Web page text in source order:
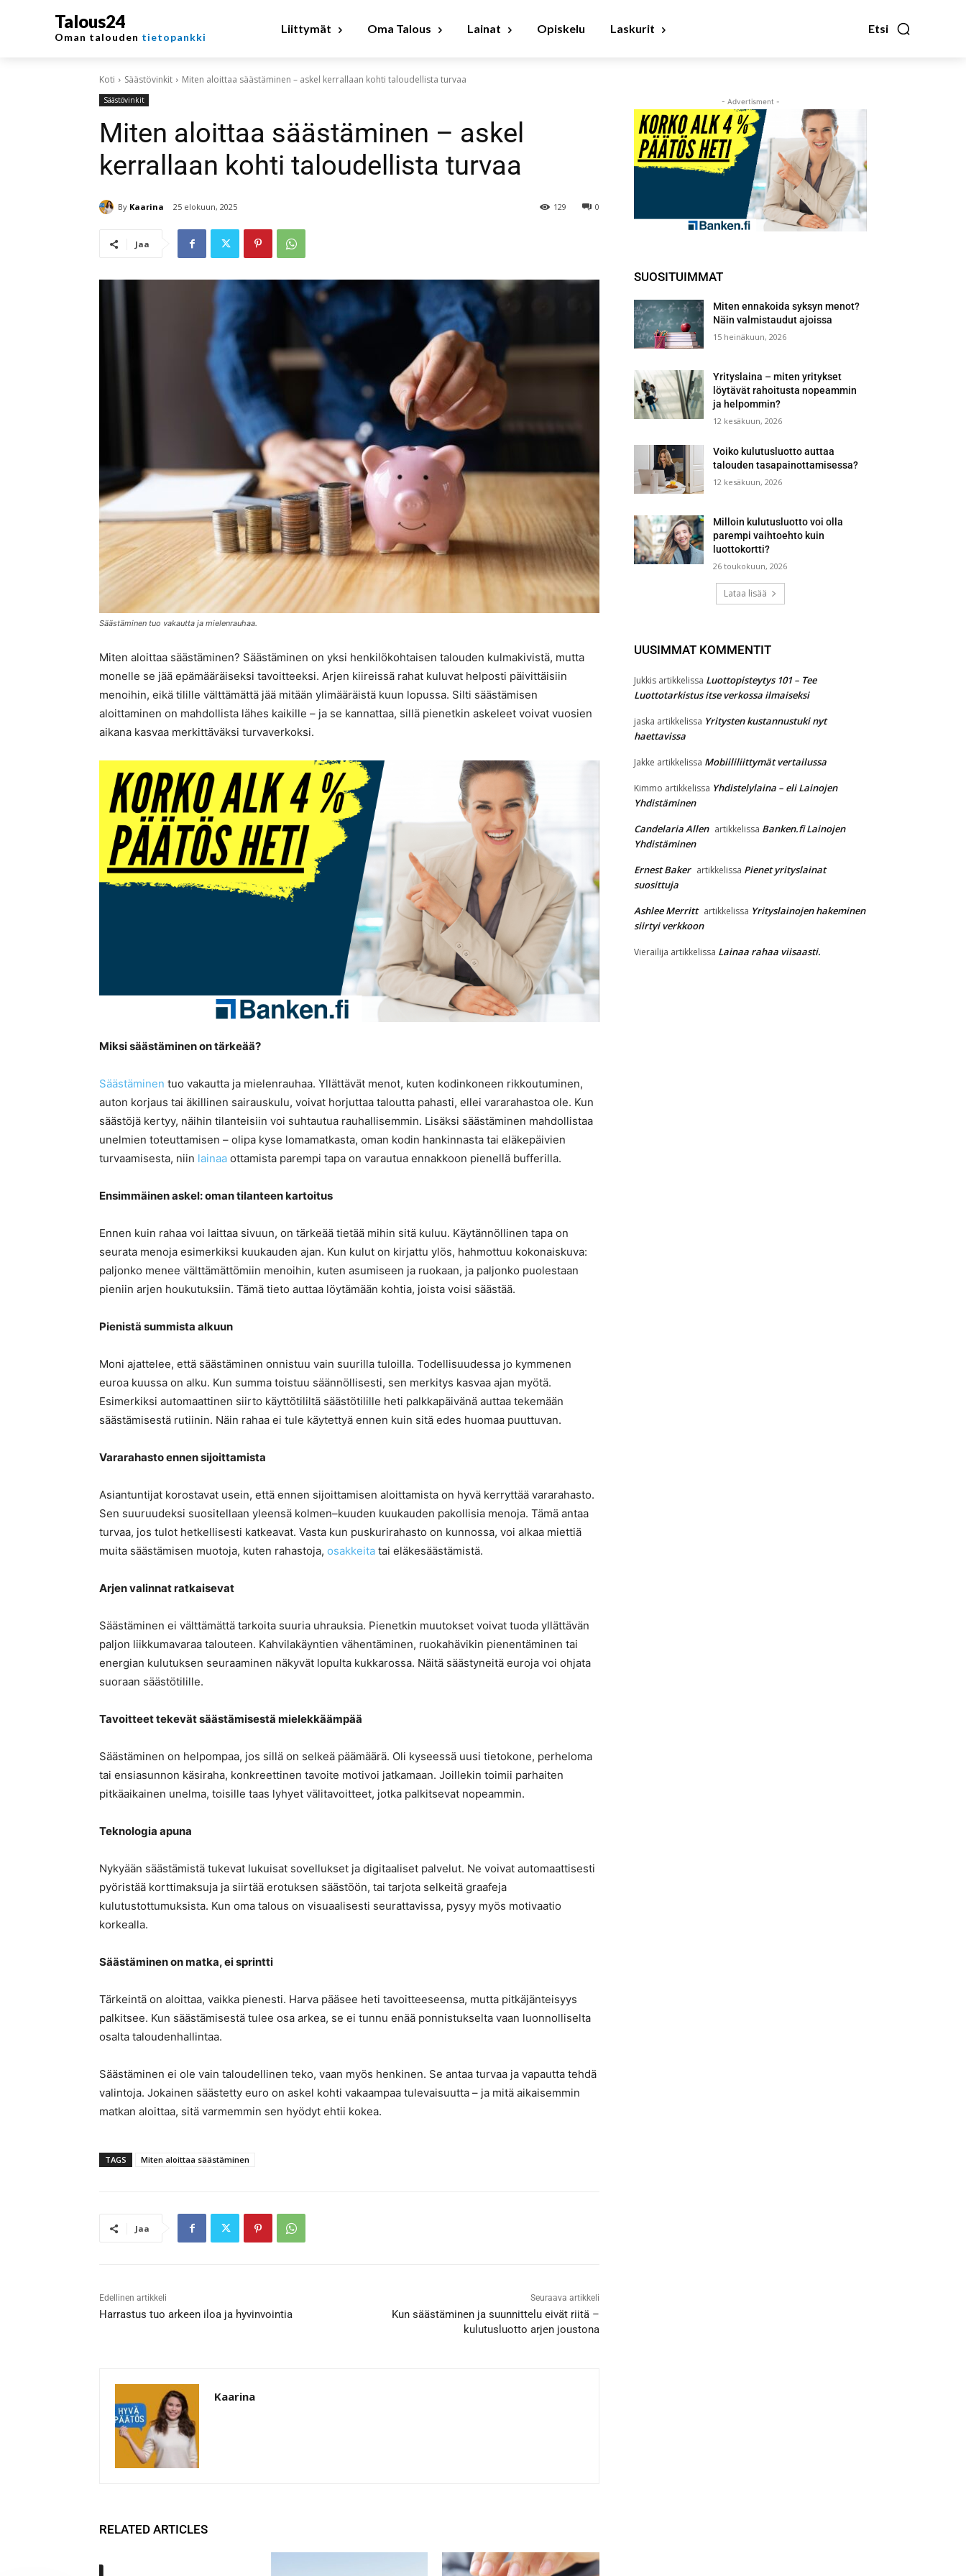
Talous24
Oman talouden tietopankki
Etsi
Liittymät Oma Talous Lainat Opiskelu Laskurit
Koti Säästövinkit Miten aloittaa säästäminen – askel kerrallaan kohti taloudellista turvaa
Säästövinkit
Miten aloittaa säästäminen – askel
kerrallaan kohti taloudellista turvaa
By Kaarina 25 elokuun, 2025 0
129
Jaa
Säästäminen tuo vakautta ja mielenrauhaa.
Miten aloittaa säästäminen? Säästäminen on yksi henkilökohtaisen talouden kulmakivistä, mutta
monelle se jää epämääräiseksi tavoitteeksi. Arjen kiireissä rahat kuluvat helposti päivittäisiin
menoihin, eikä tilille välttämättä jää mitään ylimääräistä kuun lopussa. Silti säästämisen
aloittaminen on mahdollista lähes kaikille – ja se kannattaa, sillä pienetkin askeleet voivat vuosien
aikana kasvaa merkittäväksi turvaverkoksi.
Miksi säästäminen on tärkeää?
Säästäminen tuo vakautta ja mielenrauhaa. Yllättävät menot, kuten kodinkoneen rikkoutuminen,
auton korjaus tai äkillinen sairauskulu, voivat horjuttaa taloutta pahasti, ellei vararahastoa ole. Kun
säästöjä kertyy, näihin tilanteisiin voi suhtautua rauhallisemmin. Lisäksi säästäminen mahdollistaa
unelmien toteuttamisen – olipa kyse lomamatkasta, oman kodin hankinnasta tai eläkepäivien
turvaamisesta, niin lainaa ottamista parempi tapa on varautua ennakkoon pienellä bufferilla.
Ensimmäinen askel: oman tilanteen kartoitus
Ennen kuin rahaa voi laittaa sivuun, on tärkeää tietää mihin sitä kuluu. Käytännöllinen tapa on
seurata menoja esimerkiksi kuukauden ajan. Kun kulut on kirjattu ylös, hahmottuu kokonaiskuva:
paljonko menee välttämättömiin menoihin, kuten asumiseen ja ruokaan, ja paljonko puolestaan
pieniin arjen houkutuksiin. Tämä tieto auttaa löytämään kohtia, joista voisi säästää.
Pienistä summista alkuun
Moni ajattelee, että säästäminen onnistuu vain suurilla tuloilla. Todellisuudessa jo kymmenen
euroa kuussa on alku. Kun summa toistuu säännöllisesti, sen merkitys kasvaa ajan myötä.
Esimerkiksi automaattinen siirto käyttötililtä säästötilille heti palkkapäivänä auttaa tekemään
säästämisestä rutiinin. Näin rahaa ei tule käytettyä ennen kuin sitä edes huomaa puuttuvan.
Vararahasto ennen sijoittamista
Asiantuntijat korostavat usein, että ennen sijoittamisen aloittamista on hyvä kerryttää vararahasto.
Sen suuruudeksi suositellaan yleensä kolmen–kuuden kuukauden pakollisia menoja. Tämä antaa
turvaa, jos tulot hetkellisesti katkeavat. Vasta kun puskurirahasto on kunnossa, voi alkaa miettiä
muita säästämisen muotoja, kuten rahastoja, osakkeita tai eläkesäästämistä.
Arjen valinnat ratkaisevat
Säästäminen ei välttämättä tarkoita suuria uhrauksia. Pienetkin muutokset voivat tuoda yllättävän
paljon liikkumavaraa talouteen. Kahvilakäyntien vähentäminen, ruokahävikin pienentäminen tai
energian kulutuksen seuraaminen näkyvät lopulta kukkarossa. Näitä säästyneitä euroja voi ohjata
suoraan säästötilille.
Tavoitteet tekevät säästämisestä mielekkäämpää
Säästäminen on helpompaa, jos sillä on selkeä päämäärä. Oli kyseessä uusi tietokone, perheloma
tai ensiasunnon käsiraha, konkreettinen tavoite motivoi jatkamaan. Joillekin toimii parhaiten
pitkäaikainen unelma, toisille taas lyhyet välitavoitteet, jotka palkitsevat nopeammin.
Teknologia apuna
Nykyään säästämistä tukevat lukuisat sovellukset ja digitaaliset palvelut. Ne voivat automaattisesti
pyöristää korttimaksuja ja siirtää erotuksen säästöön, tai tarjota selkeitä graafeja
kulutustottumuksista. Kun oma talous on visuaalisesti seurattavissa, pysyy myös motivaatio
korkealla.
Säästäminen on matka, ei sprintti
Tärkeintä on aloittaa, vaikka pienesti. Harva pääsee heti tavoitteeseensa, mutta pitkäjänteisyys
palkitsee. Kun säästämisestä tulee osa arkea, se ei tunnu enää ponnistukselta vaan luonnolliselta
osalta taloudenhallintaa.
Säästäminen ei ole vain taloudellinen teko, vaan myös henkinen. Se antaa turvaa ja vapautta tehdä
valintoja. Jokainen säästetty euro on askel kohti vakaampaa tulevaisuutta – ja mitä aikaisemmin
matkan aloittaa, sitä varmemmin sen hyödyt ehtii kokea.
TAGS Miten aloittaa säästäminen
Jaa
Edellinen artikkeli
Harrastus tuo arkeen iloa ja hyvinvointia
Seuraava artikkeli
Kun säästäminen ja suunnittelu eivät riitä –
kulutusluotto arjen joustona
Kaarina
RELATED ARTICLES
- Advertisment -
SUOSITUIMMAT
Miten ennakoida syksyn menot?
Näin valmistaudut ajoissa
15 heinäkuun, 2026
Yrityslaina – miten yritykset
löytävät rahoitusta nopeammin
ja helpommin?
12 kesäkuun, 2026
Voiko kulutusluotto auttaa
talouden tasapainottamisessa?
12 kesäkuun, 2026
Milloin kulutusluotto voi olla
parempi vaihtoehto kuin
luottokortti?
26 toukokuun, 2026
Lataa lisää
UUSIMMAT KOMMENTIT
Jukkis artikkelissa Luottopisteytys 101 – Tee
Luottotarkistus itse verkossa ilmaiseksi
jaska artikkelissa Yritysten kustannustuki nyt
haettavissa
Jakke artikkelissa Mobiililiittymät vertailussa
Kimmo artikkelissa Yhdistelylaina – eli Lainojen
Yhdistäminen
Candelaria Allen artikkelissa Banken.fi Lainojen
Yhdistäminen
Ernest Baker artikkelissa Pienet yrityslainat
suosittuja
Ashlee Merritt artikkelissa Yrityslainojen hakeminen
siirtyi verkkoon
Vierailija artikkelissa Lainaa rahaa viisaasti.